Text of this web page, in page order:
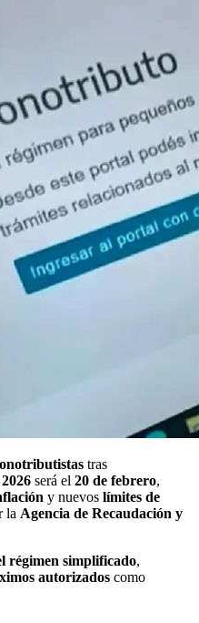
tras
será el 20 de febrero,
y nuevos límites de
la Agencia de Recaudación y
régimen simplificado,
autorizados como